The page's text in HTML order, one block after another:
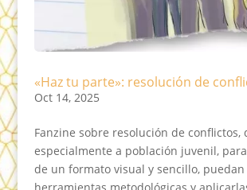
«Haz tu parte»: resolución de
Oct 14, 2025
Fanzine sobre resolución de conflictos,
especialmente a población juvenil,
de un formato visual y sencillo,